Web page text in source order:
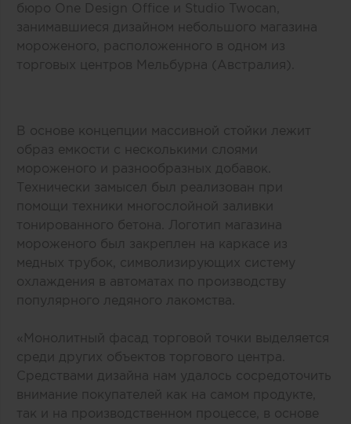
бюро One Design Office и Studio Twocan,
занимавшиеся дизайном небольшого магазина
мороженого, расположенного в одном из
торговых центров Мельбурна (Австралия).
В основе концепции массивной стойки лежит
образ емкости с несколькими слоями
мороженого и разнообразных добавок.
Технически замысел был реализован при
помощи техники многослойной заливки
тонированного бетона. Логотип магазина
мороженого был закреплен на каркасе из
медных трубок, символизирующих систему
охлаждения в автоматах по производству
популярного ледяного лакомства.
«Монолитный фасад торговой точки выделяется
среди других объектов торгового центра.
Средствами дизайна нам удалось сосредоточить
внимание покупателей как на самом продукте,
так и на производственном процессе, в основе